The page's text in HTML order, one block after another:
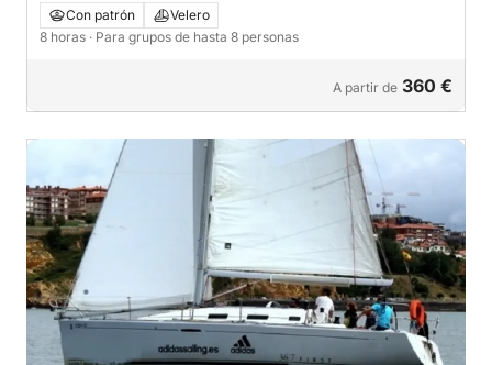
Con patrón
Velero
8 horas · Para grupos de hasta 8 personas
A partir de 360 €